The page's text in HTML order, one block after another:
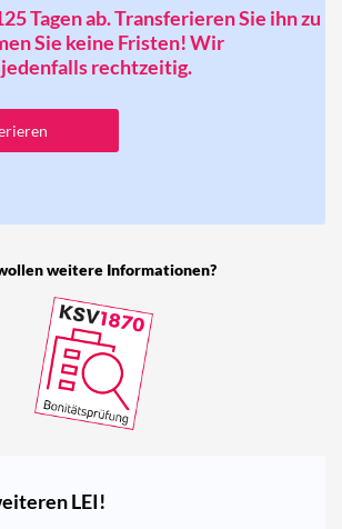
Tagen ab. Transferieren Sie ihn zu
Sie keine Fristen! Wir
rechtzeitig.
weitere Informationen?
LEI!